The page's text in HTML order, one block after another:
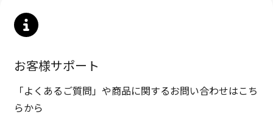
お客様サポート
「よくあるご質問」や商品に関するお問い合わせはこち
らから